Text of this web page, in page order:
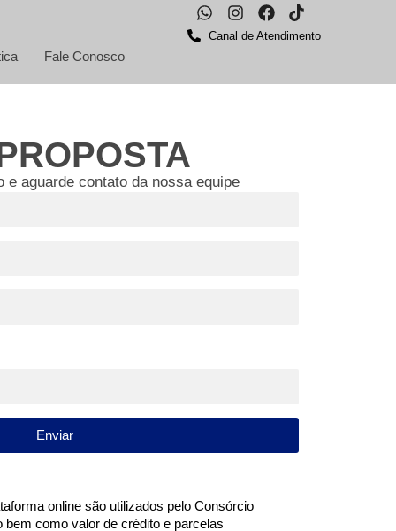
Fale Conosco
Canal de Atendimento
e aguarde contato da nossa equipe
Enviar
online são utilizados pelo Consórcio
como valor de crédito e parcelas